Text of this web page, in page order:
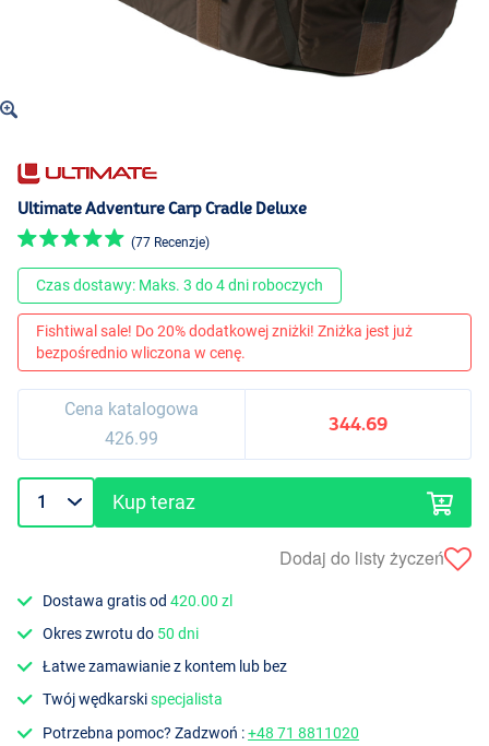
Ultimate Adventure Carp Cradle Deluxe
(77 Recenzje)
Czas dostawy: Maks. 3 do 4 dni roboczych
Fishtiwal sale! Do 20% dodatkowej zniżki! Zniżka jest już
bezpośrednio wliczona w cenę.
Cena katalogowa
426.99
344.69
Kup teraz
Dodaj do listy życzeń
Dostawa gratis od420.00 zl
Okres zwrotu do 50 dni
Łatwe zamawianie z kontem lub bez
Twój wędkarskispecjalista
Potrzebna pomoc? Zadzwoń :+48 71 8811020